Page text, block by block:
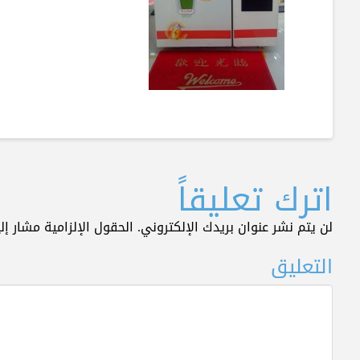
اترك تعليقاً
لن يتم نشر عنوان بريدك الإلكتروني. الحقول الإلزامية مشار
التعليق